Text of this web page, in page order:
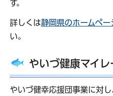
す。
詳しくは静岡県のホームペー
い。
やいづ健康マイ
やいづ健幸応援団事業に対